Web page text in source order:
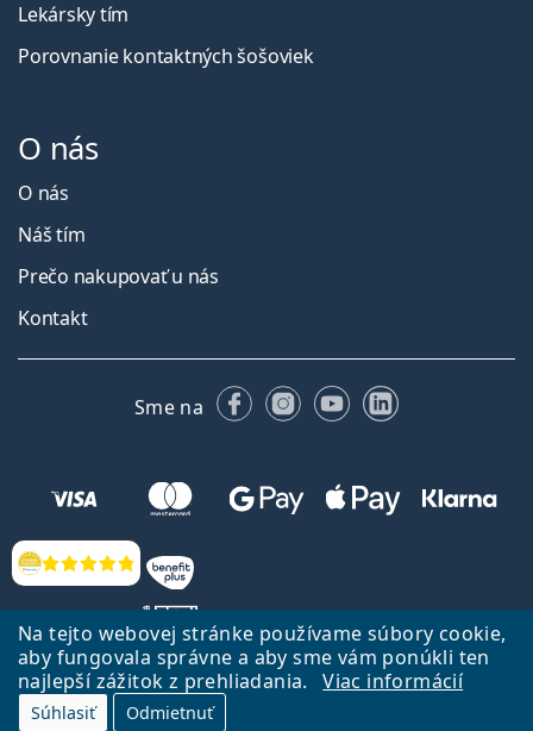
Na tejto webovej stránke používame súbory cookie,
aby fungovala správne a aby sme vám ponúkli ten
najlepší zážitok z prehliadania.
Viac informácií
Súhlasiť Odmietnuť
Hodnotenia
Lekársky tím
Porovnanie kontaktných šošoviek
O nás
O nás
Náš tím
Prečo nakupovať u nás
Kontakt
Sme na FacebookuInstagrame
YouTubeLinkedIn
Späť na Úvodnu stránku